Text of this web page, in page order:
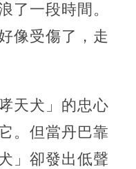
了一段時間。
像受傷了，走
天犬」的忠心
。但當丹巴靠
」卻發出低聲